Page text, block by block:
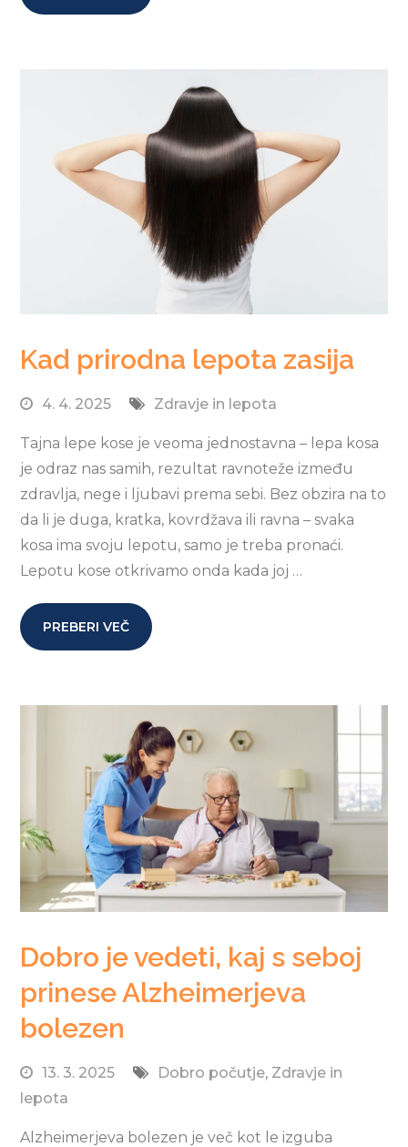
Kad prirodna lepota zasija
4. 4. 2025 Zdravje in lepota
Tajna lepe kose je veoma jednostavna – lepa kosa
je odraz nas samih, rezultat ravnoteže između
zdravlja, nege i ljubavi prema sebi. Bez obzira na to
da li je duga, kratka, kovrdžava ili ravna – svaka
kosa ima svoju lepotu, samo je treba pronaći.
Lepotu kose otkrivamo onda kada joj …
PREBERI VEČ
Dobro je vedeti, kaj s seboj
prinese Alzheimerjeva
bolezen
13. 3. 2025 Dobro počutje, Zdravje in
lepota
Alzheimerjeva bolezen je več kot le izguba